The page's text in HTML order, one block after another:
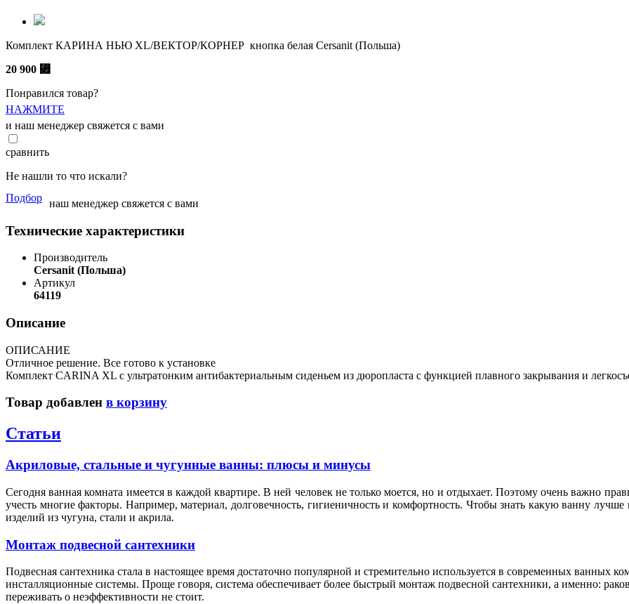
Комплект КАРИНА НЬЮ XL/ВЕКТОР/КОРНЕР кнопка белая Cersanit (Польша)
20 900 ⃏
Понравился товар?
НАЖМИТЕ
и наш менеджер свяжется с вами
сравнить
Не нашли то что искали?
Подбор наш менеджер свяжется с вами
Технические характеристики
Производитель
Cersanit (Польша)
Артикул
64119
Описание
ОПИСАНИЕ
Отличное решение. Все готово к установке
Комплект CARINA XL с ультратонким антибактериальным сиденьем из дюропласта с функцией плавного закрывания и
Товар добавлен в корзину
Статьи
Акриловые, стальные и чугунные ванны: плюсы и минусы
Сегодня ванная комната имеется в каждой квартире. В ней человек не только моется, но и отдыхает. Поэтому очень важно
учесть многие факторы. Например, материал, долговечность, гигиеничность и комфортность. Чтобы знать какую ванну
изделий из чугуна, стали и акрила.
Монтаж подвесной сантехники
Подвесная сантехника стала в настоящее время достаточно популярной и стремительно используется в современных ванных
инсталляционные системы. Проще говоря, система обеспечивает более быстрый монтаж подвесной сантехники, а именно:
переживать о неэффективности не стоит.